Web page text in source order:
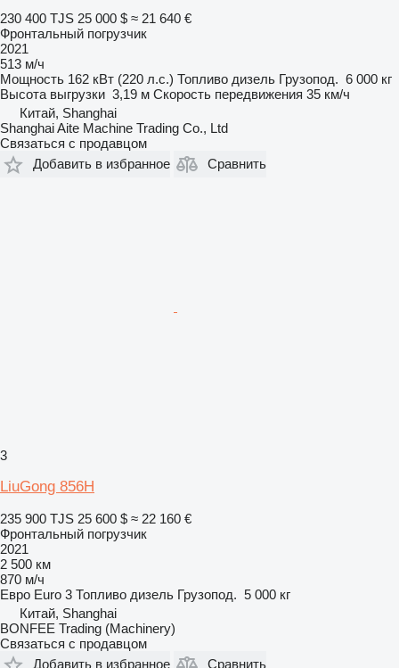
230 400 TJS 25 000 $ ≈ 21 640 €
Фронтальный погрузчик
2021
513 м/ч
Мощность 162 кВт (220 л.с.) Топливо дизель Грузопод. 6 000 кг
Высота выгрузки 3,19 м Скорость передвижения 35 км/ч
Китай, Shanghai
Shanghai Aite Machine Trading Co., Ltd
Связаться с продавцом
Добавить в избранное
Сравнить
3
LiuGong 856H
235 900 TJS 25 600 $ ≈ 22 160 €
Фронтальный погрузчик
2021
2 500 км
870 м/ч
Евро Euro 3 Топливо дизель Грузопод. 5 000 кг
Китай, Shanghai
BONFEE Trading (Machinery)
Связаться с продавцом
Добавить в избранное
Сравнить